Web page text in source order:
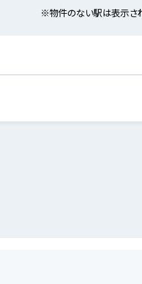
※物件のない駅は表示さ